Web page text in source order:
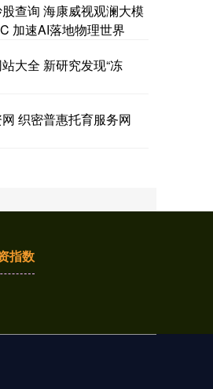
查询 海康威视观澜大模
加速AI落地物理世界
大全 新研究发现“冻
织密普惠托育服务网
指数